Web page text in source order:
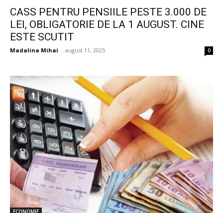
CASS PENTRU PENSIILE PESTE 3.000 DE
LEI, OBLIGATORIE DE LA 1 AUGUST. CINE
ESTE SCUTIT
Madalina Mihai - august 11, 2025 0
ECONOMIE